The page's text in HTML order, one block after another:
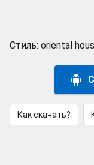
Стиль: oriental
Как скачать?